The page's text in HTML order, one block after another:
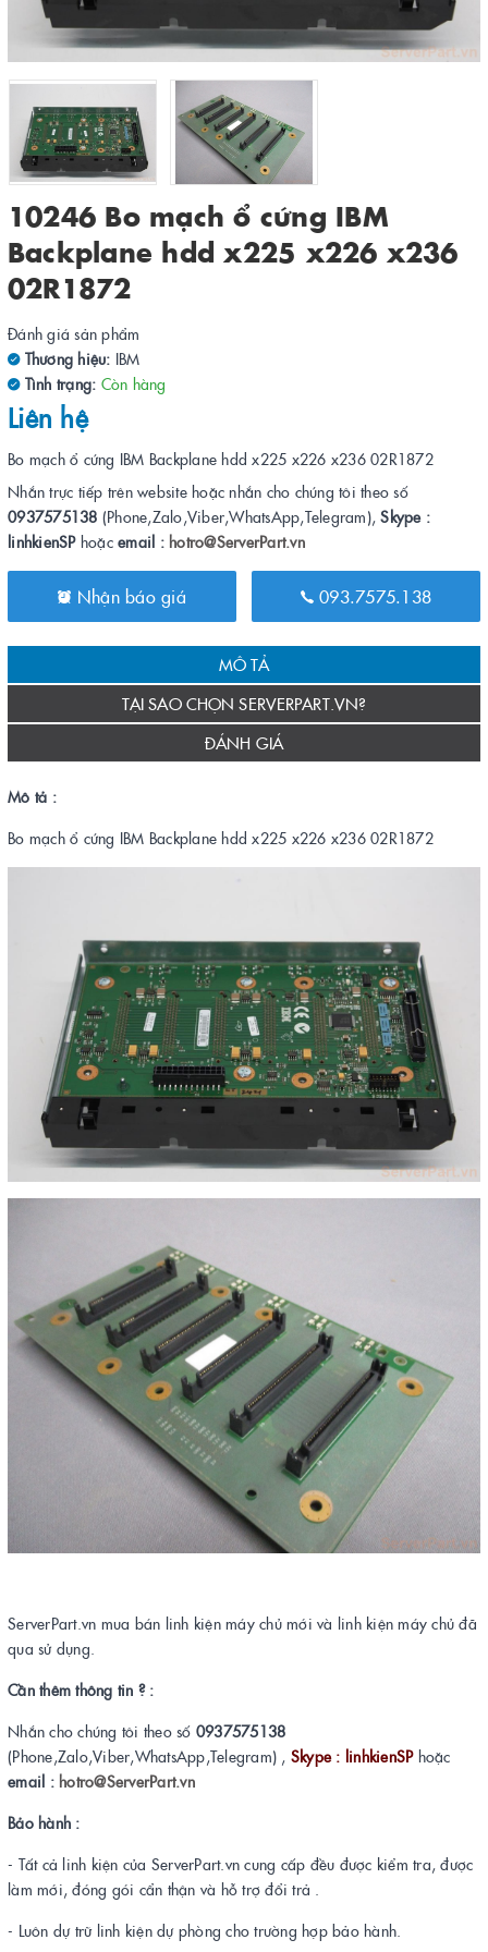
10246 Bo mạch ổ cứng IBM
Backplane hdd x225 x226 x236
02R1872
Đánh giá sản phẩm
Thương hiệu: IBM
Tình trạng: Còn hàng
Liên hệ
Bo mạch ổ cứng IBM Backplane hdd x225 x226 x236 02R1872
Nhắn trực tiếp trên website hoặc nhắn cho chúng tôi theo số
0937575138 (Phone,Zalo,Viber,WhatsApp,Telegram),Skype :
linhkienSPhoặc email : hotro@ServerPart.vn
Nhận báo giá 093.7575.138
MÔ TẢ
TẠI SAO CHỌN SERVERPART.VN?
ĐÁNH GIÁ
Mô tả :
Bo mạch ổ cứng IBM Backplane hdd x225 x226 x236 02R1872
ServerPart.vn mua bán linh kiện máy chủ mới và linh kiện máy chủ đã
qua sử dụng.
Cần thêm thông tin ? :
Nhắn cho chúng tôi theo số 0937575138
(Phone,Zalo,Viber,WhatsApp,Telegram) , Skype : linhkienSPhoặc
email : hotro@ServerPart.vn
Bảo hành :
- Tất cả linh kiện của ServerPart.vn cung cấp đều được kiểm tra, được
làm mới, đóng gói cẩn thận và hỗ trợ đổi trả .
- Luôn dự trữ linh kiện dự phòng cho trường hợp bảo hành.